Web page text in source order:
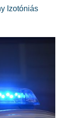
Izotóniás